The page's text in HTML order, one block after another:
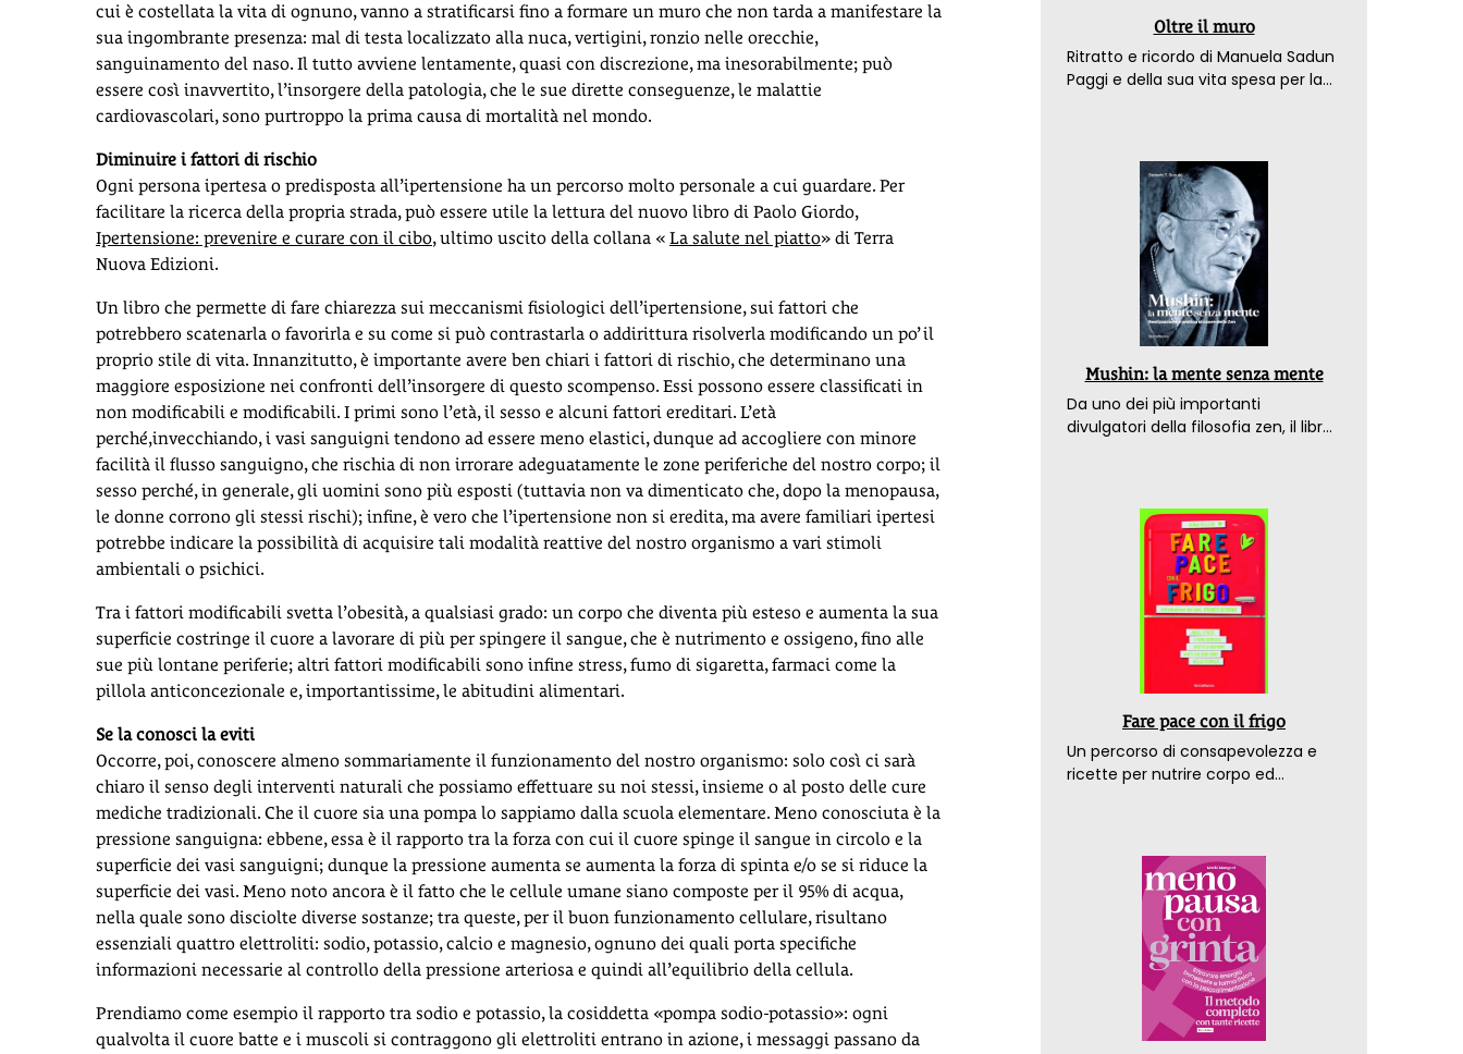
cui è costellata la vita di ognuno, vanno a stratificarsi fino a formare un muro che non tarda a manifestare la
sua ingombrante presenza: mal di testa localizzato alla nuca, vertigini, ronzio nelle orecchie,
sanguinamento del naso. Il tutto avviene lentamente, quasi con discrezione, ma inesorabilmente; può
essere così inavvertito, l’insorgere della patologia, che le sue dirette conseguenze, le malattie
cardiovascolari, sono purtroppo la prima causa di mortalità nel mondo.
Diminuire i fattori di rischio
Ogni persona ipertesa o predisposta all’ipertensione ha un percorso molto personale a cui guardare. Per
facilitare la ricerca della propria strada, può essere utile la lettura del nuovo libro di Paolo Giordo,
Ipertensione: prevenire e curare con il cibo, ultimo uscito della collana « La salute nel piatto» di Terra
Nuova Edizioni.
Un libro che permette di fare chiarezza sui meccanismi fisiologici dell’ipertensione, sui fattori che
potrebbero scatenarla o favorirla e su come si può contrastarla o addirittura risolverla modificando un po’ il
proprio stile di vita. Innanzitutto, è importante avere ben chiari i fattori di rischio, che determinano una
maggiore esposizione nei confronti dell’insorgere di questo scompenso. Essi possono essere classificati in
non modificabili e modificabili. I primi sono l’età, il sesso e alcuni fattori ereditari. L’età
perché,invecchiando, i vasi sanguigni tendono ad essere meno elastici, dunque ad accogliere con minore
facilità il flusso sanguigno, che rischia di non irrorare adeguatamente le zone periferiche del nostro corpo; il
sesso perché, in generale, gli uomini sono più esposti (tuttavia non va dimenticato che, dopo la menopausa,
le donne corrono gli stessi rischi); infine, è vero che l’ipertensione non si eredita, ma avere familiari ipertesi
potrebbe indicare la possibilità di acquisire tali modalità reattive del nostro organismo a vari stimoli
ambientali o psichici.
Tra i fattori modificabili svetta l’obesità, a qualsiasi grado: un corpo che diventa più esteso e aumenta la sua
superficie costringe il cuore a lavorare di più per spingere il sangue, che è nutrimento e ossigeno, fino alle
sue più lontane periferie; altri fattori modificabili sono infine stress, fumo di sigaretta, farmaci come la
pillola anticoncezionale e, importantissime, le abitudini alimentari.
Se la conosci la eviti
Occorre, poi, conoscere almeno sommariamente il funzionamento del nostro organismo: solo così ci sarà
chiaro il senso degli interventi naturali che possiamo effettuare su noi stessi, insieme o al posto delle cure
mediche tradizionali. Che il cuore sia una pompa lo sappiamo dalla scuola elementare. Meno conosciuta è la
pressione sanguigna: ebbene, essa è il rapporto tra la forza con cui il cuore spinge il sangue in circolo e la
superficie dei vasi sanguigni; dunque la pressione aumenta se aumenta la forza di spinta e/o se si riduce la
superficie dei vasi. Meno noto ancora è il fatto che le cellule umane siano composte per il 95% di acqua,
nella quale sono disciolte diverse sostanze; tra queste, per il buon funzionamento cellulare, risultano
essenziali quattro elettroliti: sodio, potassio, calcio e magnesio, ognuno dei quali porta specifiche
informazioni necessarie al controllo della pressione arteriosa e quindi all’equilibrio della cellula.
Prendiamo come esempio il rapporto tra sodio e potassio, la cosiddetta «pompa sodio-potassio»: ogni
qualvolta il cuore batte e i muscoli si contraggono gli elettroliti entrano in azione, i messaggi passano da
Oltre il muro
Ritratto e ricordo di Manuela Sadun
Paggi e della sua vita spesa per la
Mushin: la mente senza mente
Da uno dei più importanti
divulgatori della filosofia zen, il libro
Fare pace con il frigo
Un percorso di consapevolezza e
ricette per nutrire corpo ed